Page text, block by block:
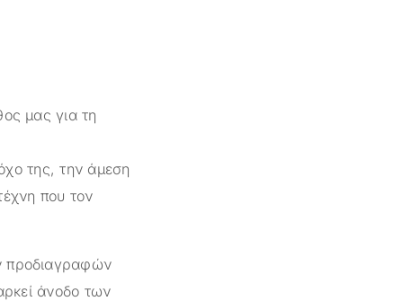
μας για τη
της, την άμεση
που τον
προδιαγραφών
άνοδο των